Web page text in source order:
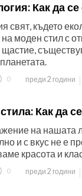
Как да
свят, където
на моден стил с
щастие,
0 преди 2 години
Как да
на нашата
и с вкус не е
красота и
0 преди 2 години